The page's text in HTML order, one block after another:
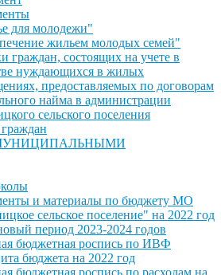
для молодежи"
жильем молодых семей"
граждан, состоящих на учете в
нуждающихся в жилых
предоставляемых по договорам
найма в администрации
сельского поселения
и материалы по бюджету МО
сельское поселение" на 2022 год
период 2023-2024 годов
бюджетная роспись по ИВФ
бюджета на 2022 год
бюджетная роспись по расходам на